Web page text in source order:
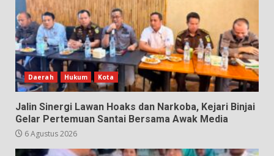
Daerah Hukum Kota
Jalin Sinergi Lawan Hoaks dan Narkoba, Kejari Binjai
Gelar Pertemuan Santai Bersama Awak Media
6 Agustus 2026